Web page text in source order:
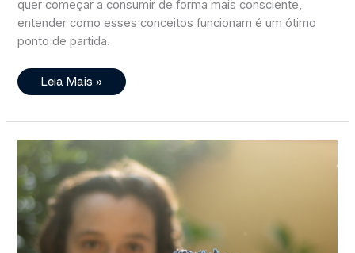
quer começar a consumir de forma mais consciente,
entender como esses conceitos funcionam é um ótimo
ponto de partida.
O
E
O
Futuro
Da
Moda
(e
De
Leia Mais »